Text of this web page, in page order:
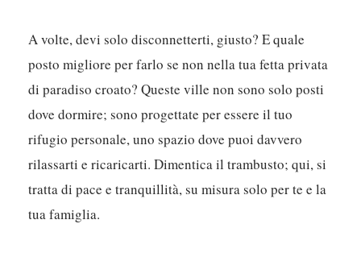
A volte, devi solo disconnetterti, giusto? E quale
posto migliore per farlo se non nella tua fetta privata
di paradiso croato? Queste ville non sono solo posti
dove dormire; sono progettate per essere il tuo
rifugio personale, uno spazio dove puoi davvero
rilassarti e ricaricarti. Dimentica il trambusto; qui, si
tratta di pace e tranquillità, su misura solo per te e la
tua famiglia.